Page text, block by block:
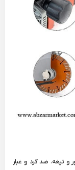
تیغه، ضد گرد و غبار